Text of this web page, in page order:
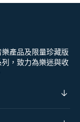
產品及限量珍藏版
，致力為樂迷與收